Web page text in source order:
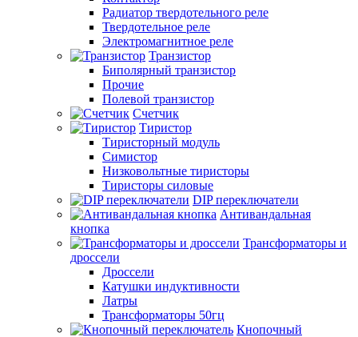
Радиатор твердотельного реле
Твердотельное реле
Электромагнитное реле
Транзистор
Биполярный транзистор
Прочие
Полевой транзистор
Счетчик
Тиристор
Тиристорный модуль
Симистор
Низковольтные тиристоры
Тиристоры силовые
DIP переключатели
Антивандальная
кнопка
Трансформаторы и
дроссели
Дроссели
Катушки индуктивности
Латры
Трансформаторы 50гц
Кнопочный